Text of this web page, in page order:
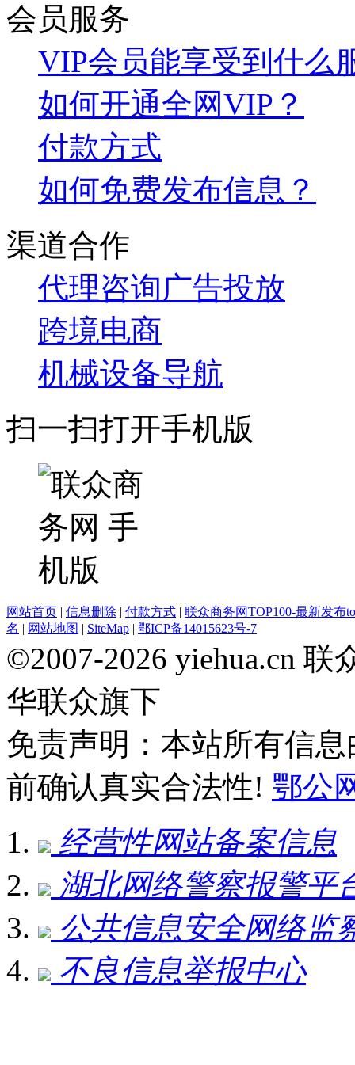
会员服务
VIP会员能享受到什么
如何开通全网VIP？
付款方式
如何免费发布信息？
渠道合作
代理咨询广告投放
跨境电商
机械设备导航
扫一扫打开手机版
网站首页 | 信息删除 | 付款方式 | 联众商务网TOP100-最新发布
名 | 网站地图 | SiteMap | 鄂ICP备14015623号-7
©2007-2026 yiehua.cn
华联众旗下
免责声明：本站所有信
前确认真实合法性! 鄂公
经营性网站备案信息
湖北网络警察报警平
公共信息安全网络监
不良信息举报中心